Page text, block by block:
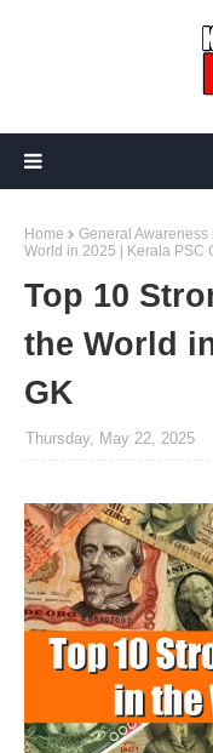
Home General Awareness
World in 2025 | Kerala PSC
Top 10
the World
GK
Thursday, May 22, 2025